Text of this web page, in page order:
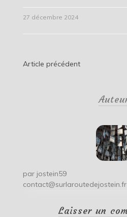
27 décembre 2024
Navigation
Article précédent
par jostein59
contact@surlaroutedejostein.fr
Laisser un